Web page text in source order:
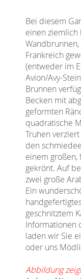
Bei diesem
einen ziemlich
Frankreich
(entweder im
Avion/Avy-
Brunnen
Becken mit
geformten
quadratische
Truhen
den
einem großen,
gekrönt. Auf
zwei große
Ein
geschnitztem
Informationen
laden wir Sie
oder uns
Abbildung